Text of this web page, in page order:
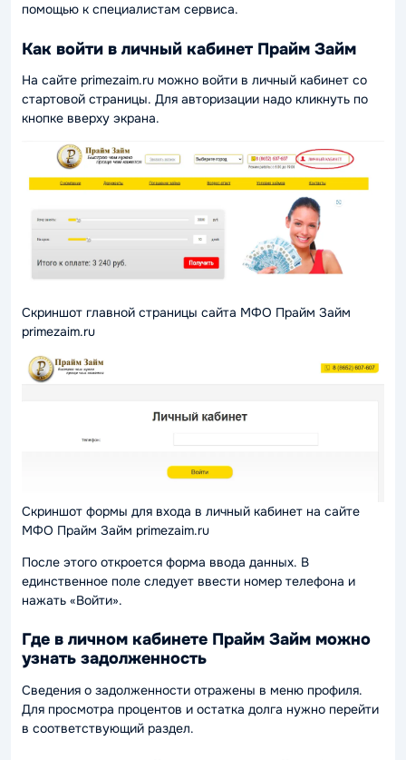
помощью к специалистам сервиса.
Как войти в личный кабинет Прайм Займ
На сайте primezaim.ru можно войти в личный кабинет со
стартовой страницы. Для авторизации надо кликнуть по
кнопке вверху экрана.
Скриншот главной страницы сайта МФО Прайм Займ
primezaim.ru
Скриншот формы для входа в личный кабинет на сайте
МФО Прайм Займ primezaim.ru
После этого откроется форма ввода данных. В
единственное поле следует ввести номер телефона и
нажать «Войти».
Где в личном кабинете Прайм Займ можно
узнать задолженность
Сведения о задолженности отражены в меню профиля.
Для просмотра процентов и остатка долга нужно перейти
в соответствующий раздел.